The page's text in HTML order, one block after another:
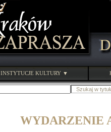
INSTYTUCJE KULTURY ▼
WYDARZENIE